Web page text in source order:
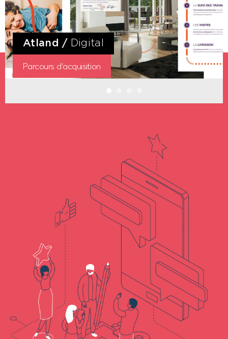
Atland / Digital
Parcours d'acquisition